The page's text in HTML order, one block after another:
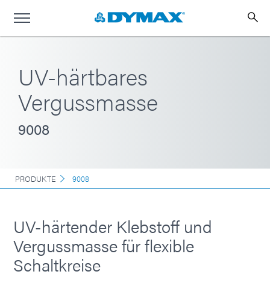
UV-härtbares
Vergussmasse
9008
PRODUKTE 9008
UV-härtender Klebstoff und
Vergussmasse für flexible
Schaltkreise